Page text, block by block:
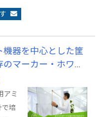
機器を中心とした筐
マーカー・ホワイ
きる電子黒板「白
アミ
で培